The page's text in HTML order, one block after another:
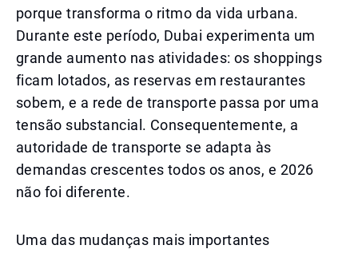
porque transforma o ritmo da vida urbana.
Durante este período, Dubai experimenta um
grande aumento nas atividades: os shoppings
ficam lotados, as reservas em restaurantes
sobem, e a rede de transporte passa por uma
tensão substancial. Consequentemente, a
autoridade de transporte se adapta às
demandas crescentes todos os anos, e 2026
não foi diferente.
Uma das mudanças mais importantes